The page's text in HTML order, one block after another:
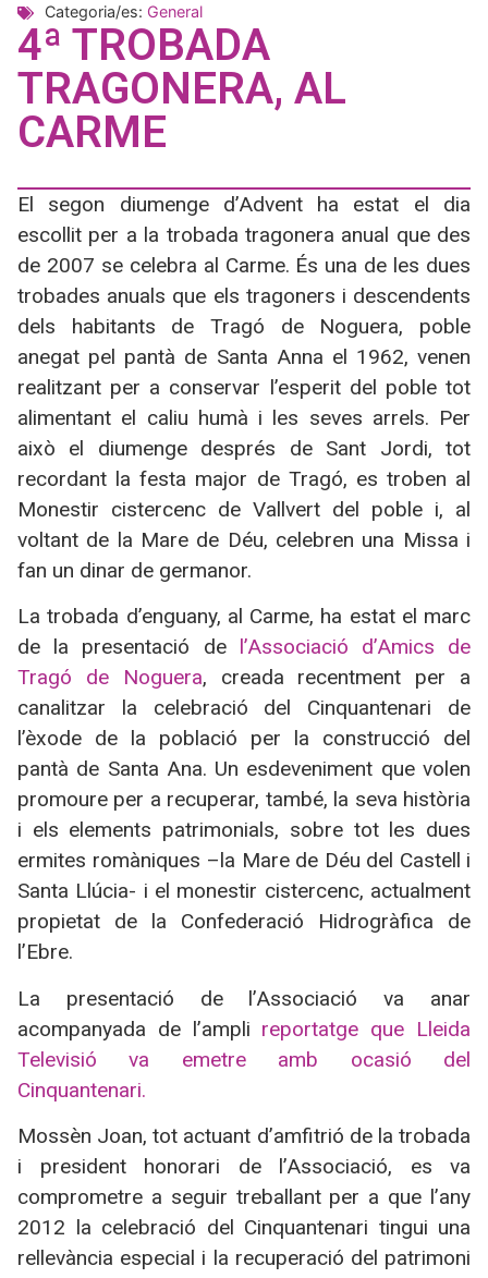
Categoria/es: General
4ª TROBADA
TRAGONERA, AL
CARME
El segon diumenge d’Advent ha estat el dia
escollit per a la trobada tragonera anual que des
de 2007 se celebra al Carme. És una de les dues
trobades anuals que els tragoners i descendents
dels habitants de Tragó de Noguera, poble
anegat pel pantà de Santa Anna el 1962, venen
realitzant per a conservar l’esperit del poble tot
alimentant el caliu humà i les seves arrels. Per
això el diumenge després de Sant Jordi, tot
recordant la festa major de Tragó, es troben al
Monestir cistercenc de Vallvert del poble i, al
voltant de la Mare de Déu, celebren una Missa i
fan un dinar de germanor.
La trobada d’enguany, al Carme, ha estat el marc
de la presentació de l’Associació d’Amics de
Tragó de Noguera, creada recentment per a
canalitzar la celebració del Cinquantenari de
l’èxode de la població per la construcció del
pantà de Santa Ana. Un esdeveniment que volen
promoure per a recuperar, també, la seva història
i els elements patrimonials, sobre tot les dues
ermites romàniques –la Mare de Déu del Castell i
Santa Llúcia- i el monestir cistercenc, actualment
propietat de la Confederació Hidrogràfica de
l’Ebre.
La presentació de l’Associació va anar
acompanyada de l’ampli reportatge que Lleida
Televisió va emetre amb ocasió del
Cinquantenari.
Mossèn Joan, tot actuant d’amfitrió de la trobada
i president honorari de l’Associació, es va
comprometre a seguir treballant per a que l’any
2012 la celebració del Cinquantenari tingui una
rellevància especial i la recuperació del patrimoni